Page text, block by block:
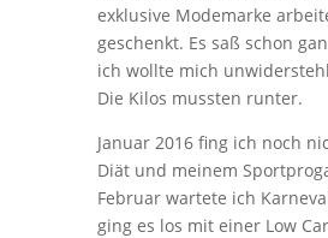
exklusive Modemarke
geschenkt. Es saß schon
ich wollte mich
Die Kilos mussten runter.
Januar 2016 fing ich noch
Diät und meinem
Februar wartete ich
ging es los mit einer Low